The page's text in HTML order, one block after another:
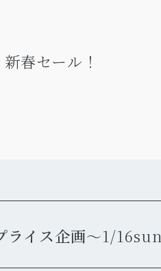
春セール！
ライス企画〜1/16sun